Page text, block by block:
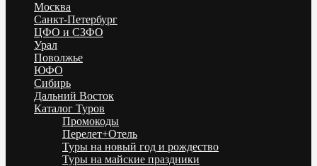
Низкие цены на путевки 3-7-10 ночей все включено, отдых на
море. Распродажа экскурсионных и горнолыжных туров.
Обновление каждый день. Официальный сайт Тур Сейл
Москва
Санкт-Петербург
ЦФО и СЗФО
Урал
Поволжье
ЮФО
Сибирь
Дальний Восток
Каталог Туров
Промокоды
Перелет+Отель
Туры на новый год и рождество
Туры на майские праздники